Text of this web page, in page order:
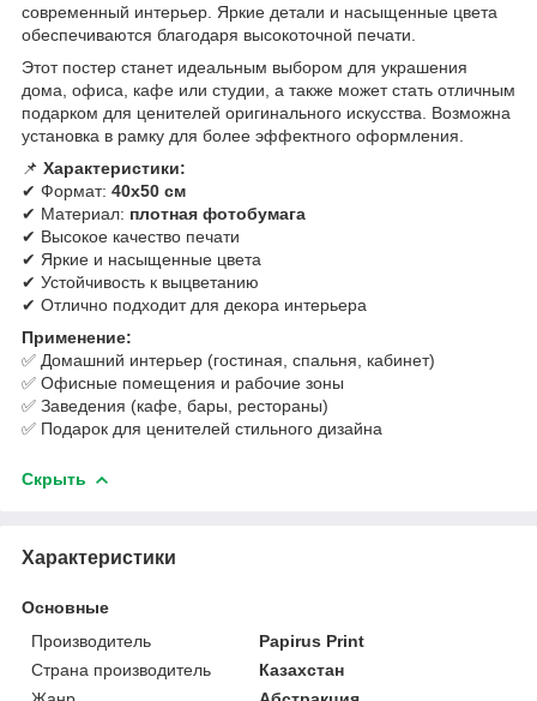
современный интерьер. Яркие детали и насыщенные цвета
обеспечиваются благодаря высокоточной печати.
Этот постер станет идеальным выбором для украшения
дома, офиса, кафе или студии, а также может стать отличным
подарком для ценителей оригинального искусства. Возможна
установка в рамку для более эффектного оформления.
📌 Характеристики:
✔ Формат: 40х50 см
✔ Материал: плотная фотобумага
✔ Высокое качество печати
✔ Яркие и насыщенные цвета
✔ Устойчивость к выцветанию
✔ Отлично подходит для декора интерьера
Применение:
✅ Домашний интерьер (гостиная, спальня, кабинет)
✅ Офисные помещения и рабочие зоны
✅ Заведения (кафе, бары, рестораны)
✅ Подарок для ценителей стильного дизайна
Скрыть
Характеристики
Основные
Производитель
Papirus Print
Страна производитель
Казахстан